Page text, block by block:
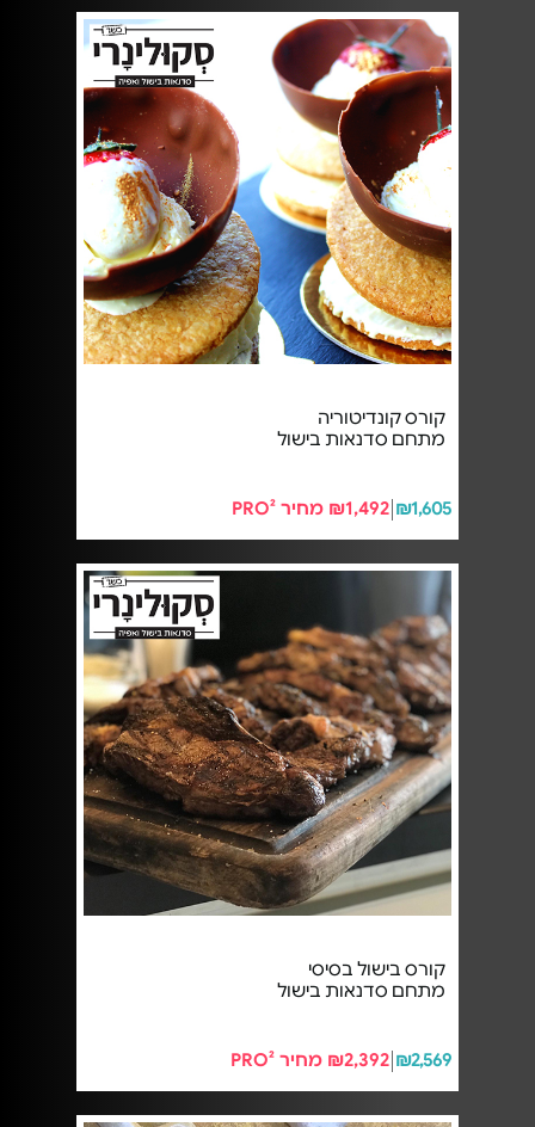
קורס קונדיטוריה
מתחם סדנאות בישול
₪1,605 ₪1,492 מחיר PRO²
קורס בישול בסיסי
מתחם סדנאות בישול
₪2,569 ₪2,392 מחיר PRO²